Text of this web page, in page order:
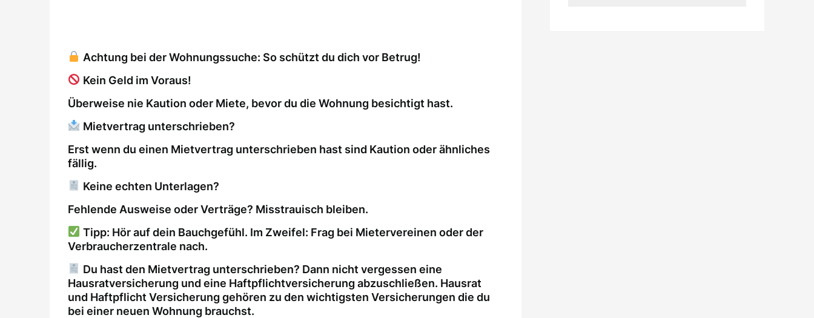
Achtung bei der Wohnungssuche: So schützt du dich vor Betrug!
Kein Geld im Voraus!
Überweise nie Kaution oder Miete, bevor du die Wohnung besichtigt hast.
Mietvertrag unterschrieben?
Erst wenn du einen Mietvertrag unterschrieben hast sind Kaution oder ähnliches
fällig.
Keine echten Unterlagen?
Fehlende Ausweise oder Verträge? Misstrauisch bleiben.
Tipp: Hör auf dein Bauchgefühl. Im Zweifel: Frag bei Mietervereinen oder der
Verbraucherzentrale nach.
Du hast den Mietvertrag unterschrieben? Dann nicht vergessen eine
Hausratversicherung und eine Haftpflichtversicherung abzuschließen. Hausrat
und Haftpflicht Versicherung gehören zu den wichtigsten Versicherungen die du
bei einer neuen Wohnung brauchst.